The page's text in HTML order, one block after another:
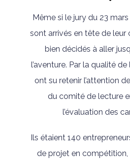
Même si le jury du 23
sont arrivés en tête de
bien décidés à aller
l’aventure. Par la qualité
ont su retenir l’attention
du comité de lecture
l’évaluation des
Ils étaient 140
de projet en compétition,